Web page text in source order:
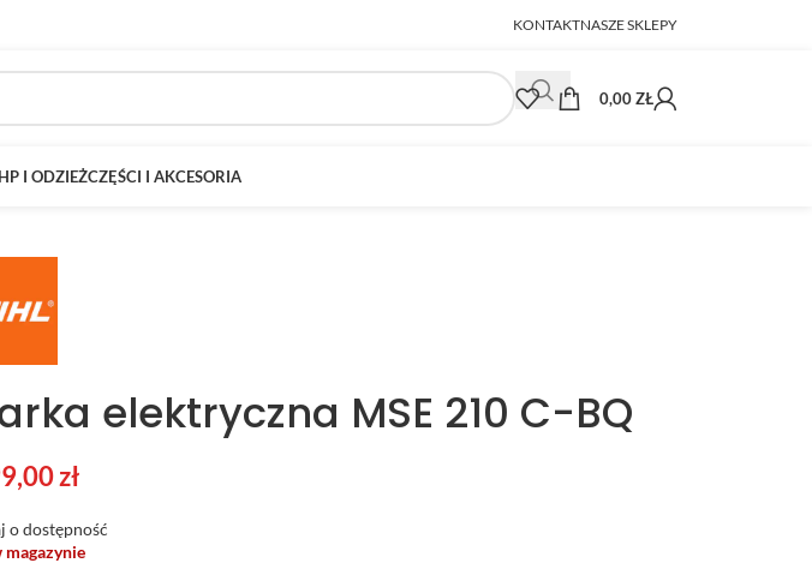
KONTAKTNASZE SKLEPY
0,00ZŁ
I ODZIEŻCZĘŚCI I AKCESORIA
elektryczna MSE 210 C-BQ
zł
o dostępność
magazynie